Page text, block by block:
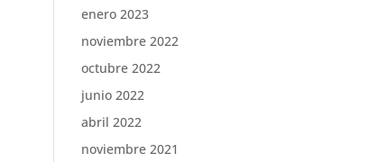
enero 2023
noviembre 2022
octubre 2022
junio 2022
abril 2022
noviembre 2021